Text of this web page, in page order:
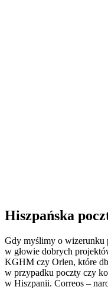
Hiszpańska
Gdy myślimy o wizerunku
w głowie dobrych
KGHM czy Orlen, które
w przypadku poczty czy
w Hiszpanii. Correos –